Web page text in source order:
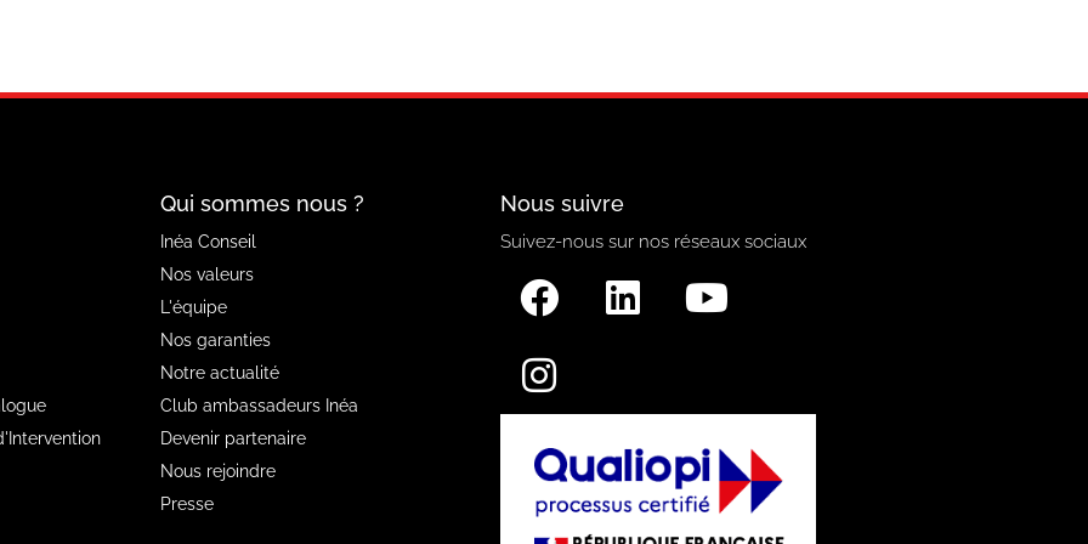
Qui sommes nous ?
Inéa Conseil
Nos valeurs
L'équipe
Nos garanties
Notre actualité
Club ambassadeurs Inéa
Devenir partenaire
Nous rejoindre
Presse
Nous suivre
Suivez-nous sur nos réseaux sociaux